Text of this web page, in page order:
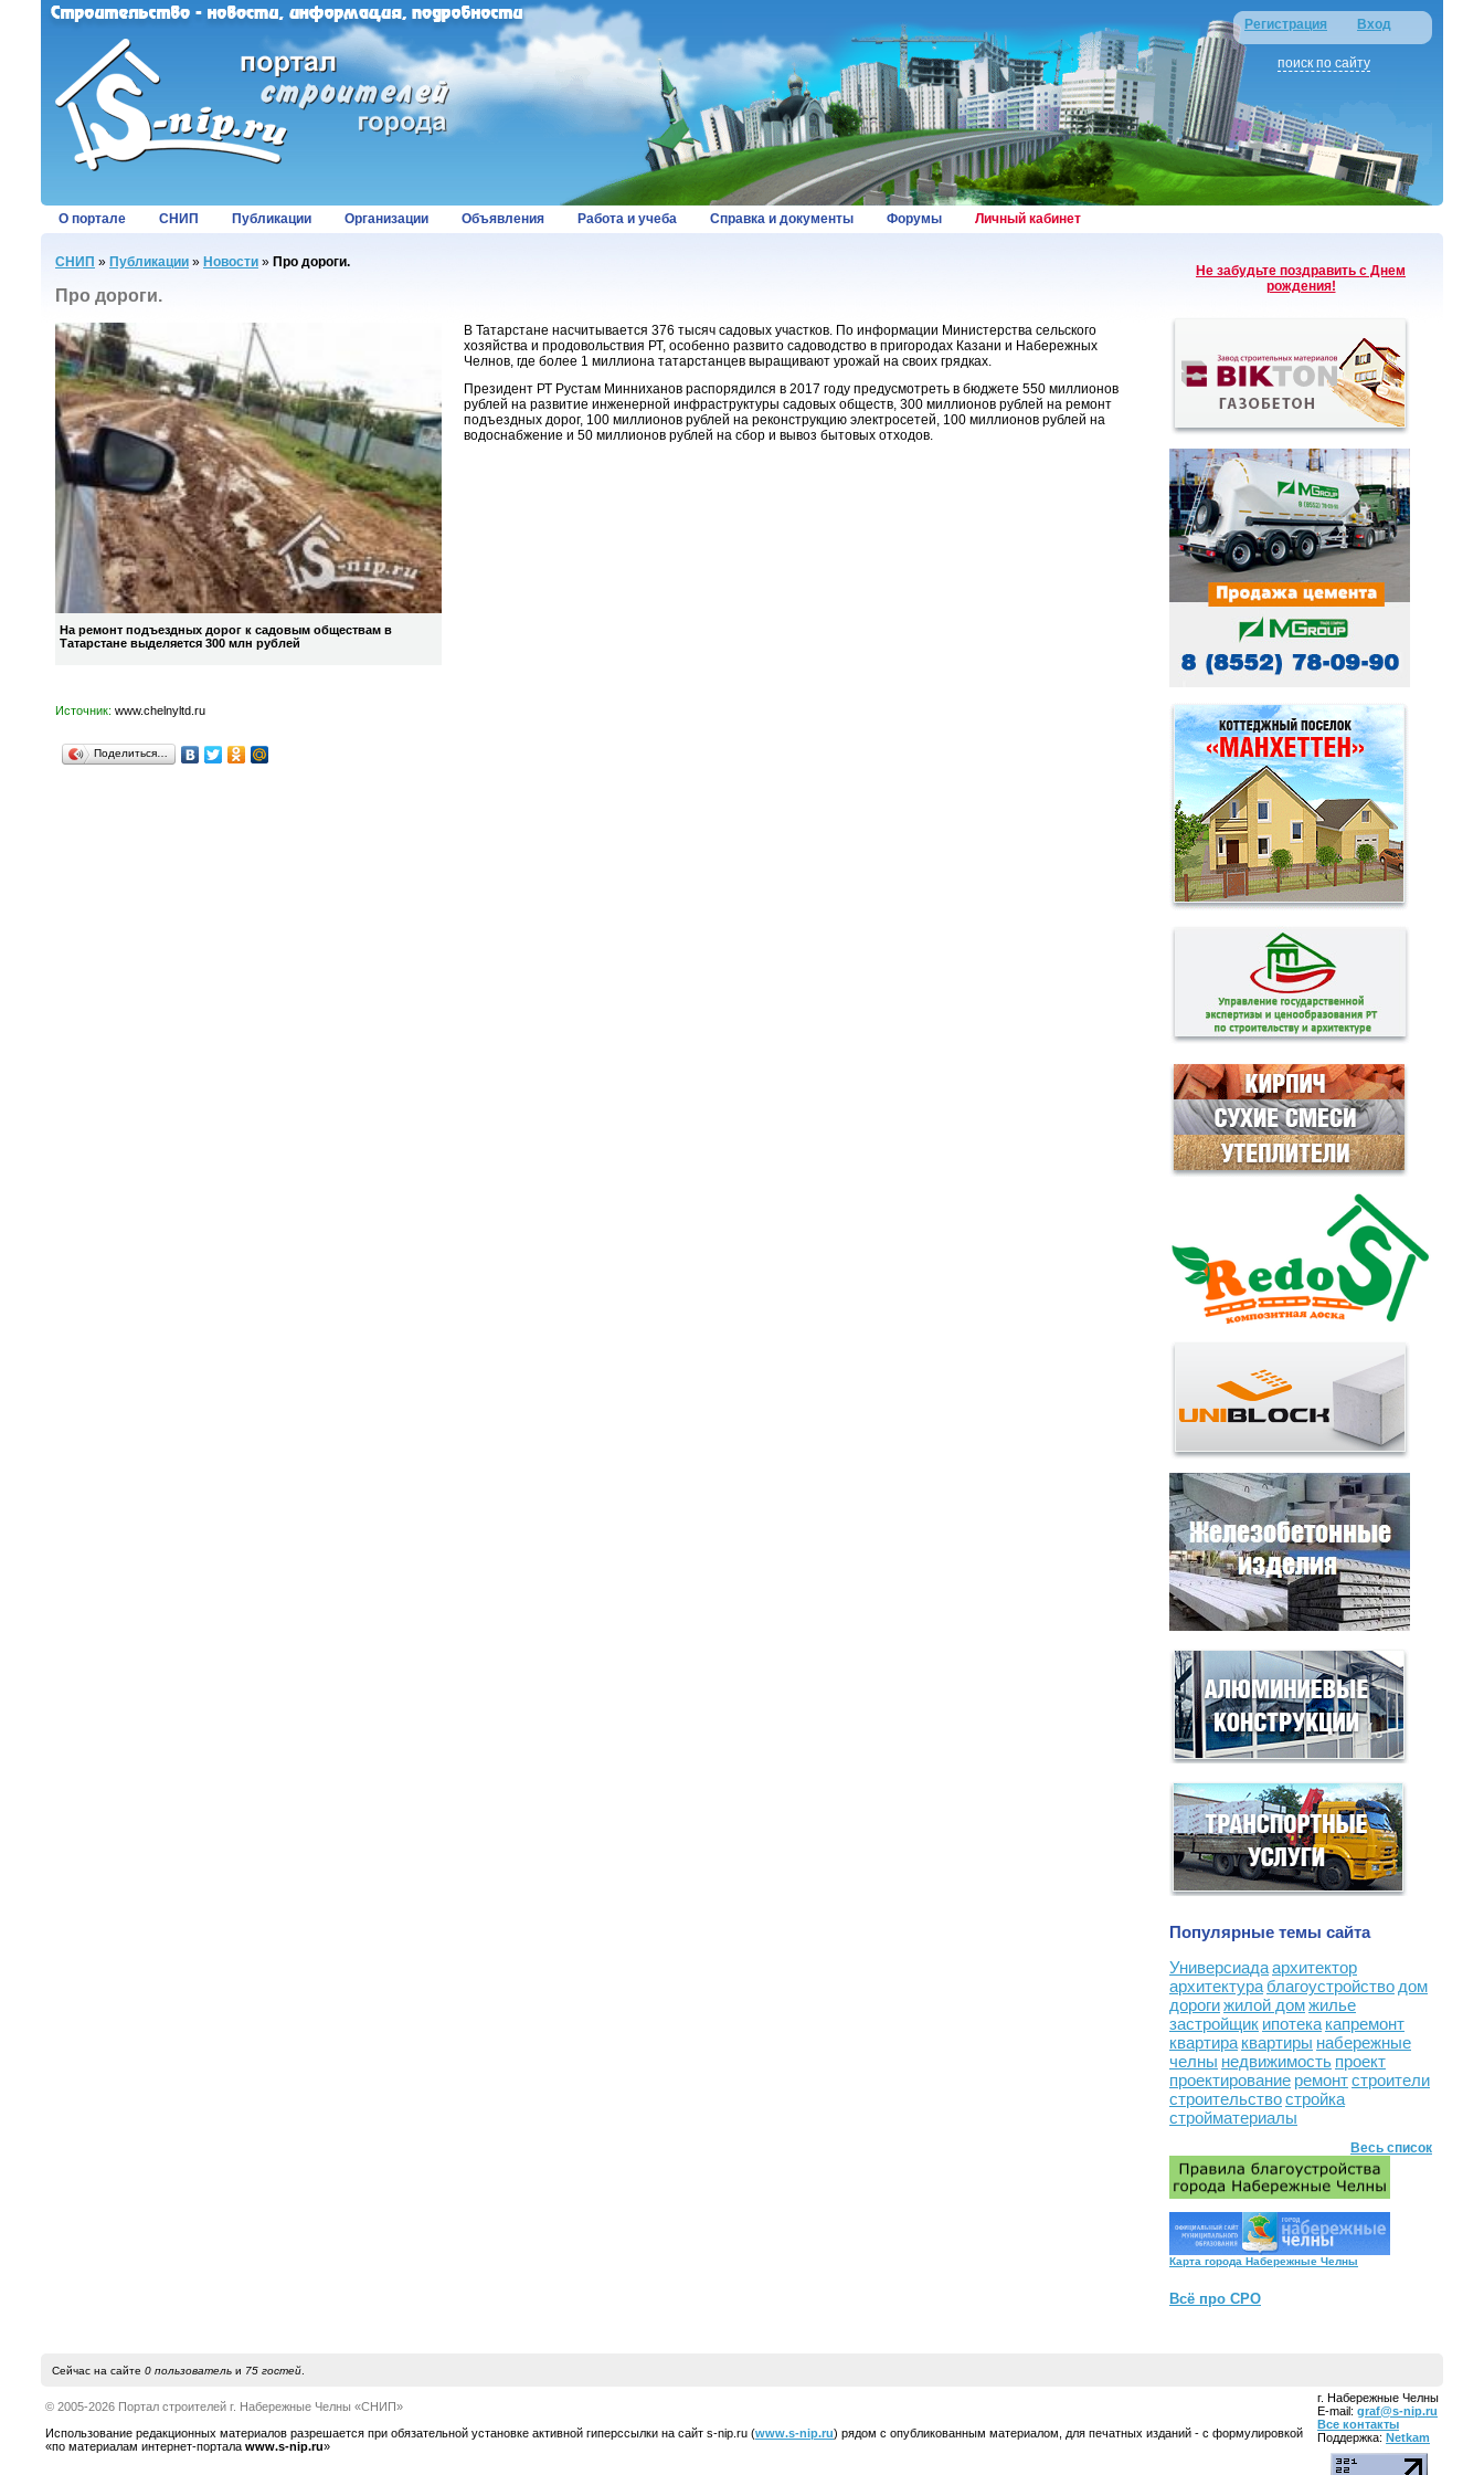
Регистрация Вход
поиск по сайту
О портале СНИП Публикации Организации Объявления Работа и учеба Справка и документы Форумы Личный кабинет
СНИП » Публикации » Новости » Про дороги.
Про дороги.
На ремонт подъездных дорог к садовым обществам в
Татарстане выделяется 300 млн рублей
В Татарстане насчитывается 376 тысяч садовых участков. По информации Министерства сельского
хозяйства и продовольствия РТ, особенно развито садоводство в пригородах Казани и Набережных
Челнов, где более 1 миллиона татарстанцев выращивают урожай на своих грядках.
Президент РТ Рустам Минниханов распорядился в 2017 году предусмотреть в бюджете 550 миллионов
рублей на развитие инженерной инфраструктуры садовых обществ, 300 миллионов рублей на ремонт
подъездных дорог, 100 миллионов рублей на реконструкцию электросетей, 100 миллионов рублей на
водоснабжение и 50 миллионов рублей на сбор и вывоз бытовых отходов.
Источник: www.chelnyltd.ru
Поделиться…
Не забудьте поздравить с Днем
рождения!
Популярные темы сайта
Универсиадаархитектор
архитектура благоустройство дом
дорогижилой домжилье
застройщик ипотека капремонт
квартира квартиры набережные
челны недвижимость проект
проектирование ремонтстроители
строительствостройка
стройматериалы
Весь список
Карта города Набережные Челны
Всё про СРО
Сейчас на сайте 0 пользовательи 75 гостей.
© 2005-2026 Портал строителей г. Набережные Челны «СНИП»
Использование редакционных материалов разрешается при обязательной установке активной гиперссылки на сайт s-nip.ru (www.s-nip.ru) рядом с опубликованным материалом, для печатных изданий - с формулировкой
«по материалам интернет-портала www.s-nip.ru»
г. Набережные Челны
E-mail: graf@s-nip.ru
Все контакты
Поддержка: Netkam